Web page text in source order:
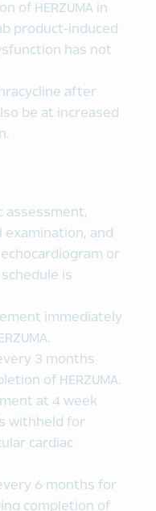
of HERZUMA in
product-induced
has not
after
be at increased
assessment,
examination, and
or
schedule is
immediately
3 months
of HERZUMA.
at 4 week
withheld for
cardiac
6 months for
completion of